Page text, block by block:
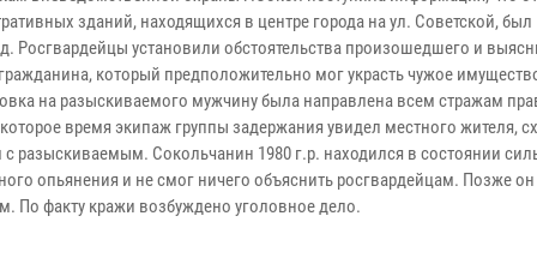
зданий, находящихся в центре города на ул. Советской,
Росгвардейцы установили обстоятельства произошедшего и
который предположительно мог украсть чужое
на разыскиваемого мужчину была направлена всем стражам
время экипаж группы задержания увидел местного жителя,
разыскиваемым. Сокольчанин 1980 г.р. находился в состоянии
опьянения и не смог ничего объяснить росгвардейцам. Позже
По факту кражи возбуждено уголовное дело.